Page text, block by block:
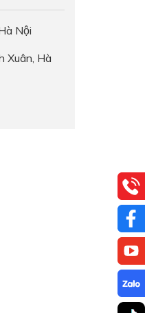
Nội
Xuân, Hà